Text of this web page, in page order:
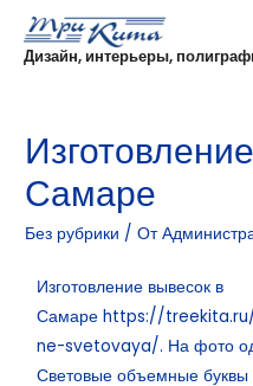
Дизайн, интерьеры,
Самаре
Без рубрики / От
Изготовление вывесок в
Самареhttps://
ne-svetovaya/. На фото
Световые объемные буквы